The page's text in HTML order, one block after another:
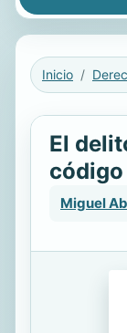
Inicio
El
Miguel